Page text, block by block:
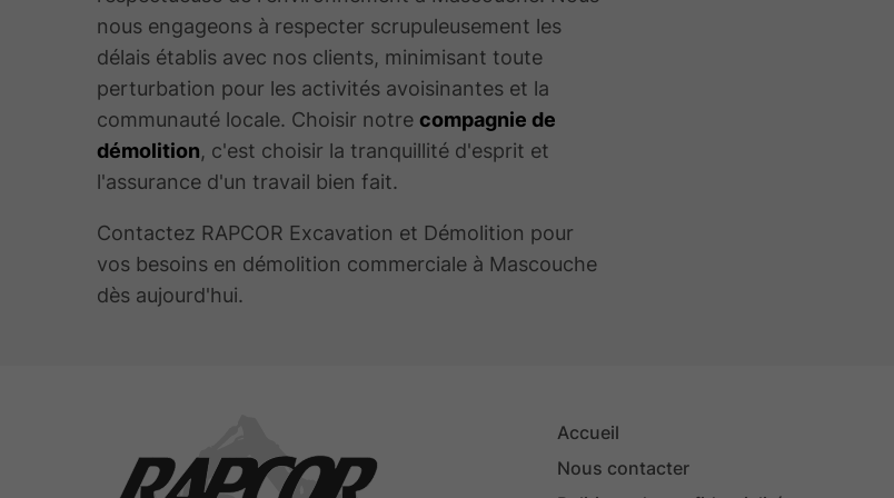
nous engageons à respecter scrupuleusement les
délais établis avec nos clients, minimisant toute
perturbation pour les activités avoisinantes et la
communauté locale. Choisir notrecompagnie de
démolition, c'est choisir la tranquillité d'esprit et
l'assurance d'un travail bien fait.
Contactez RAPCOR Excavation et Démolition pour
vos besoins en démolition commerciale à Mascouche
dès aujourd'hui.
Accueil
Nous contacter